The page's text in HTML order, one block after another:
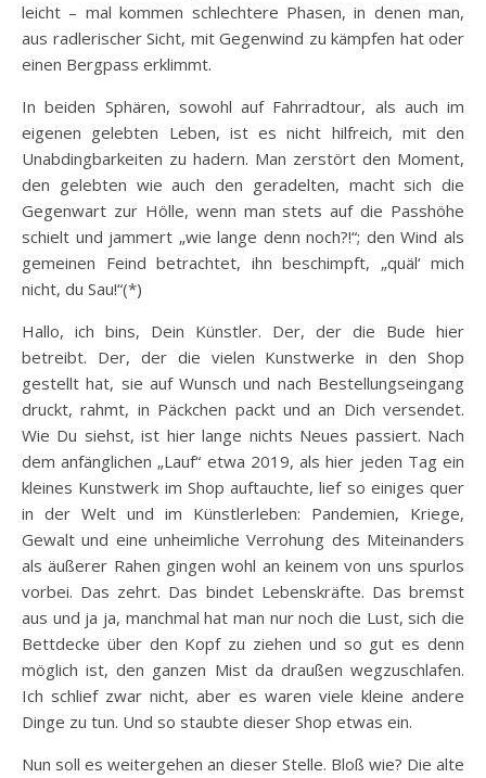
leicht – mal kommen schlechtere Phasen, in denen man,
aus radlerischer Sicht, mit Gegenwind zu kämpfen hat oder
einen Bergpass erklimmt.
In beiden Sphären, sowohl auf Fahrradtour, als auch im
eigenen gelebten Leben, ist es nicht hilfreich, mit den
Unabdingbarkeiten zu hadern. Man zerstört den Moment,
den gelebten wie auch den geradelten, macht sich die
Gegenwart zur Hölle, wenn man stets auf die Passhöhe
schielt und jammert „wie lange denn noch?!“; den Wind als
gemeinen Feind betrachtet, ihn beschimpft, „quäl‘ mich
nicht, du Sau!“(*)
Hallo, ich bins, Dein Künstler. Der, der die Bude hier
betreibt. Der, der die vielen Kunstwerke in den Shop
gestellt hat, sie auf Wunsch und nach Bestellungseingang
druckt, rahmt, in Päckchen packt und an Dich versendet.
Wie Du siehst, ist hier lange nichts Neues passiert. Nach
dem anfänglichen „Lauf“ etwa 2019, als hier jeden Tag ein
kleines Kunstwerk im Shop auftauchte, lief so einiges quer
in der Welt und im Künstlerleben: Pandemien, Kriege,
Gewalt und eine unheimliche Verrohung des Miteinanders
als äußerer Rahen gingen wohl an keinem von uns spurlos
vorbei. Das zehrt. Das bindet Lebenskräfte. Das bremst
aus und ja ja, manchmal hat man nur noch die Lust, sich die
Bettdecke über den Kopf zu ziehen und so gut es denn
möglich ist, den ganzen Mist da draußen wegzuschlafen.
Ich schlief zwar nicht, aber es waren viele kleine andere
Dinge zu tun. Und so staubte dieser Shop etwas ein.
Nun soll es weitergehen an dieser Stelle. Bloß wie? Die alte